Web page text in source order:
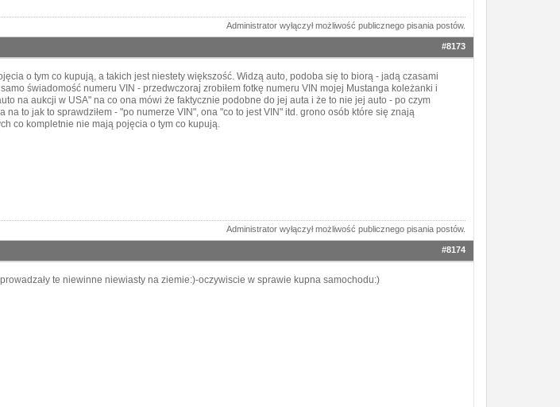
Administrator wyłączył możliwość publicznego pisania postów.
#8173
o tym co kupują, a takich jest niestety większość. Widzą auto, podoba się to biorą - jadą czasami
świadomość numeru VIN - przedwczoraj zrobiłem fotkę numeru VIN mojej Mustanga koleżanki i
na aukcji w USA" na co ona mówi że faktycznie podobne do jej auta i że to nie jej auto - po czym
to jak to sprawdziłem - "po numerze VIN", ona "co to jest VIN" itd. grono osób które się znają
co kompletnie nie mają pojęcia o tym co kupują.
Administrator wyłączył możliwość publicznego pisania postów.
#8174
te niewinne niewiasty na ziemie:)-oczywiscie w sprawie kupna samochodu:)